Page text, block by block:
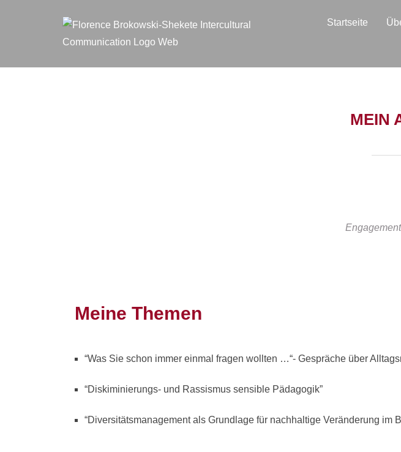
Startseite
MEIN
Meine Themen
“Was Sie schon immer einmal fragen wollten …“- Gespräche über
“Diskiminierungs- und Rassismus sensible Pädagogik”
“Diversitätsmanagement als Grundlage für nachhaltige Veränderung